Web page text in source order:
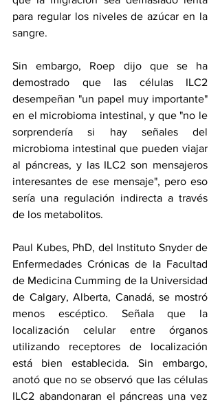
para regular los niveles de azúcar en la
sangre.
Sin embargo, Roep dijo que se ha
demostrado que las células ILC2
desempeñan "un papel muy importante"
en el microbioma intestinal, y que "no le
sorprendería si hay señales del
microbioma intestinal que pueden viajar
al páncreas, y las ILC2 son mensajeros
interesantes de ese mensaje", pero eso
sería una regulación indirecta a través
de los metabolitos.
Paul Kubes, PhD, del Instituto Snyder de
Enfermedades Crónicas de la Facultad
de Medicina Cumming de la Universidad
de Calgary, Alberta, Canadá, se mostró
menos escéptico. Señala que la
localización celular entre órganos
utilizando receptores de localización
está bien establecida. Sin embargo,
anotó que no se observó que las células
ILC2 abandonaran el páncreas una vez